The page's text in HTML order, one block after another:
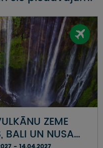
ZEME
BALI UN NUSA